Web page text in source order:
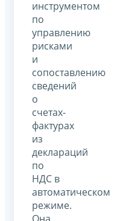
инструментом
по
управлению
рисками
и
сопоставлению
сведений
о
счетах-
фактурах
из
деклараций
по
НДС в
автоматическом
режиме.
Она